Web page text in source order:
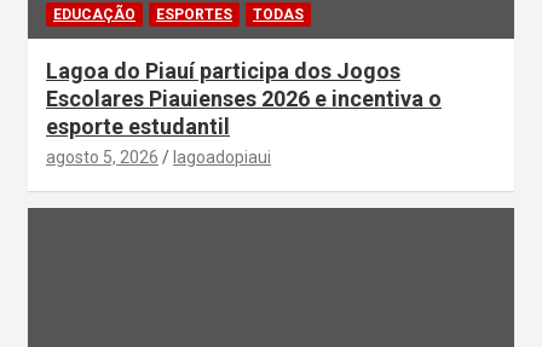
EDUCAÇÃO ESPORTES TODAS
Lagoa do Piauí participa dos Jogos
Escolares Piauienses 2026 e incentiva o
esporte estudantil
agosto 5, 2026 lagoadopiaui